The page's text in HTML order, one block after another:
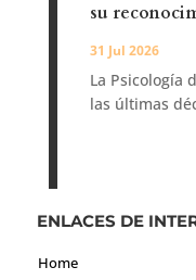
su
31 Jul 2026
La Psicología
las últimas
ENLACES DE
Home